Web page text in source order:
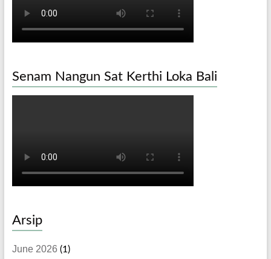
Senam Nangun Sat Kerthi Loka Bali
Arsip
June 2026 (1)